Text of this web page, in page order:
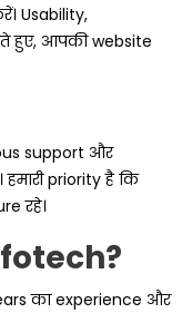
Usability,
हुए, आपकी website
support और
priority है कि
रहे।
का experience और